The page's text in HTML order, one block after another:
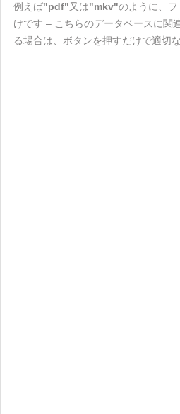
例えば"pdf"又は"mkv"のように、
けです – こちらのデータベースに関
る場合は、ボタンを押すだけで適切